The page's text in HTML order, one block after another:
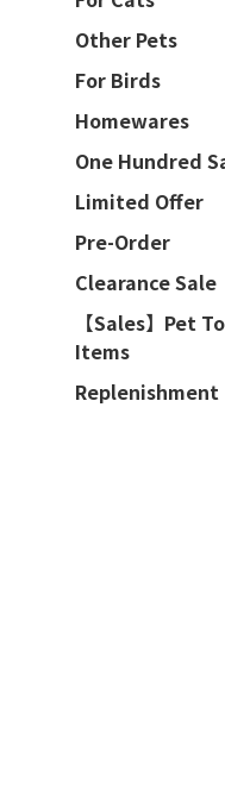
Other Pets
For Birds
Homewares
One Hundred
Limited Offer
Pre-Order
Clearance Sale
【Sales】Pet
Items
Replenishment